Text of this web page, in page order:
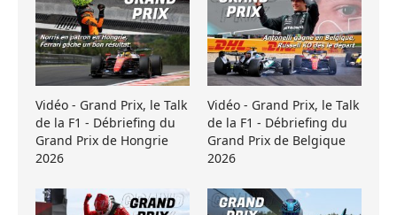
Vidéo - Grand Prix, le Talk
de la F1 - Débriefing du
Grand Prix de Hongrie
2026
Vidéo - Grand Prix, le Talk
de la F1 - Débriefing du
Grand Prix de Belgique
2026